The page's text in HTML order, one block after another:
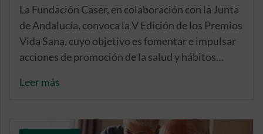
La Fundación Caser, en colaboración con la Junta
de Andalucía, convoca la V Edición de los Premios
Vida Sana, cuyo objetivo es fomentar e impulsar
acciones de promoción de la salud y hábitos
Leer más